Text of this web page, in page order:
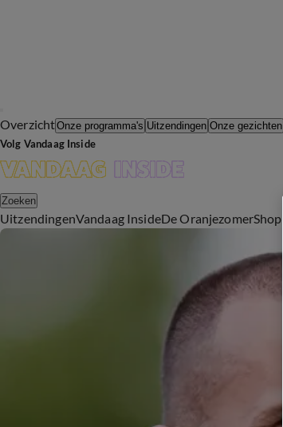
OverzichtOnze programma's Uitzendingen Onze gezichten
Volg Vandaag Inside
Zoeken
UitzendingenVandaag InsideDe OranjezomerShop